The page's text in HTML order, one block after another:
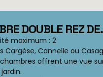
DOUBLE REZ DE
Cargese,
maximum : 2
Cargèse, Cannelle ou
offrent une vue